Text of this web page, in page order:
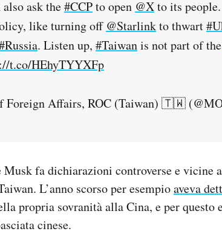
also ask the#CCPto open @Xto its
like turning off @Starlinkto thwart
. Listen up, #Taiwanis not part of the
t.co/HEhyTYYXFp
Affairs, ROC (Taiwan) 🇹🇼
Musk fa dichiarazioni controverse e vicine
L’anno scorso per esempioaveva
propria sovranità alla Cina, e per questo
cinese.